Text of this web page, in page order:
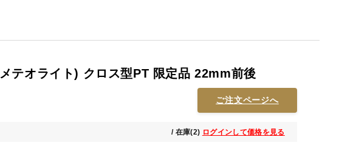
メテオライト) クロス型PT 限定品 22mm前後
ご注文ページへ
/ 在庫(2) ログインして価格を見る